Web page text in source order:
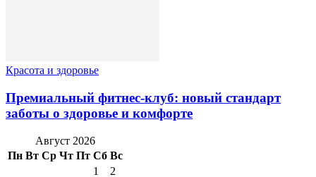
Красота и здоровье
Премиальный фитнес-клуб: новый стандарт
заботы о здоровье и комфорте
Август 2026
Пн Вт Ср Чт Пт Сб Вс
1
2